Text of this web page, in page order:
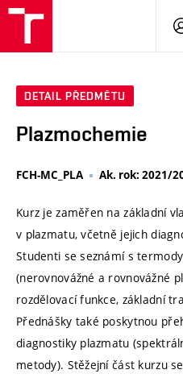
DETAIL PŘEDMĚTU
Plazmochemie
FCH-MC_PLA Ak. rok: 2021/
Kurz je zaměřen na základní
v plazmatu, včetně jejich
Studenti se seznámí s
(nerovnovážné a rovnovážné
rozdělovací funkce, základní
Přednášky také poskytnou
diagnostiky plazmatu
metody). Stěžejní část kurzu